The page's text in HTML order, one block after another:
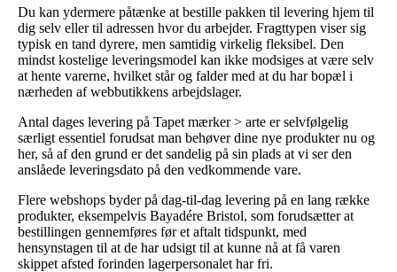
Du kan ydermere påtænke at bestille pakken til levering hjem til
dig selv eller til adressen hvor du arbejder. Fragttypen viser sig
typisk en tand dyrere, men samtidig virkelig fleksibel. Den
mindst kostelige leveringsmodel kan ikke modsiges at være selv
at hente varerne, hvilket står og falder med at du har bopæl i
nærheden af webbutikkens arbejdslager.
Antal dages levering på Tapet mærker > arte er selvfølgelig
særligt essentiel forudsat man behøver dine nye produkter nu og
her, så af den grund er det sandelig på sin plads at vi ser den
anslåede leveringsdato på den vedkommende vare.
Flere webshops byder på dag-til-dag levering på en lang række
produkter, eksempelvis Bayadére Bristol, som forudsætter at
bestillingen gennemføres før et aftalt tidspunkt, med
hensynstagen til at de har udsigt til at kunne nå at få varen
skippet afsted forinden lagerpersonalet har fri.